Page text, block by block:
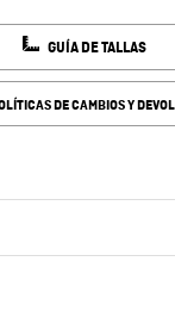
GUÍA DE TALLAS
DE CAMBIOS Y